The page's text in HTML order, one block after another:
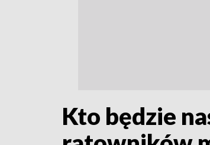
Kto będzie